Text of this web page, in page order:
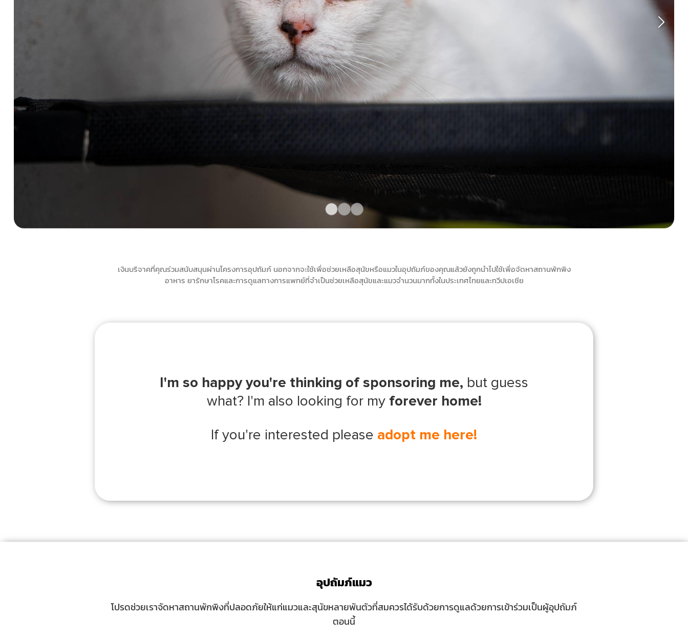
เงินบริจาคที่คุณร่วมสนับสนุนผ่านโครงการอุปถัมภ์ นอกจากจะใช้เพื่อช่วยเหลือสุนัขหรือแมวในอุปถัมภ์ของคุณแล้วยังถูกนำไปใช้เพื่อจัดหาสถานพักพิง
อาหาร ยารักษาโรคและการดูแลทางการแพทย์ที่จำเป็นช่วยเหลือสุนัขและแมวจำนวนมากทั้งในประเทศไทยและทวีปเอเชีย
I'm so happy you're thinking of sponsoring me, but guess
what? I'm also looking for my forever home!
If you're interested please adopt me here!
อุปถัมภ์แมว
โปรดช่วยเราจัดหาสถานพักพิงที่ปลอดภัยให้แก่แมวและสุนัขหลายพันตัวที่สมควรได้รับด้วยการดูแลด้วยการเข้าร่วมเป็นผู้อุปถัมภ์
ตอนนี้